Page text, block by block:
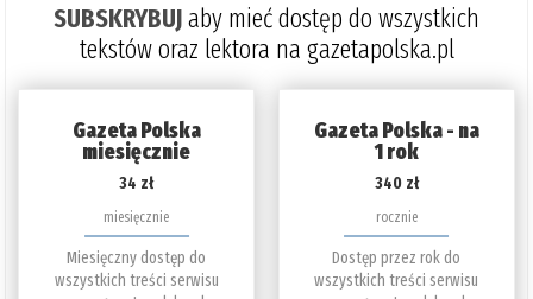
SUBSKRYBUJaby mieć dostęp do wszystkich
tekstów oraz lektora na gazetapolska.pl
Gazeta Polska
miesięcznie
34 zł
miesięcznie
Miesięczny dostęp do
wszystkich treści serwisu
Gazeta Polska - na
1 rok
340 zł
rocznie
Dostęp przez rok do
wszystkich treści serwisu